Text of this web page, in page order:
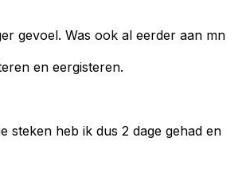
gevoel. Was ook al eerder aan mn
en eergisteren.
steken heb ik dus 2 dage gehad en